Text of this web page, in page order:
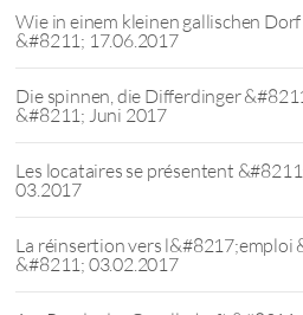
Wie in einem kleinen gallischen
&#8211; 17.06.2017
Die spinnen, die Differdinger
&#8211; Juni 2017
Les locataires se présentent
03.2017
La réinsertion vers l&#8217;emploi
&#8211; 03.02.2017